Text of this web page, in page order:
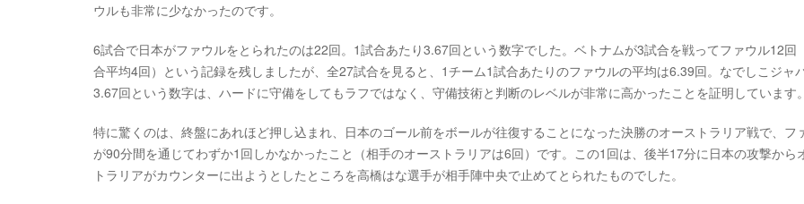
ウルも非常に少なかったのです。
6試合で日本がファウルをとられたのは22回。1試合あたり3.67回という数字でした。ベトナムが3試合を戦ってファウル12回
合平均4回）という記録を残しましたが、全27試合を見ると、1チーム1試合あたりのファウルの平均は6.39回。なでしこジャ
3.67回という数字は、ハードに守備をしてもラフではなく、守備技術と判断のレベルが非常に高かったことを証明しています。
特に驚くのは、終盤にあれほど押し込まれ、日本のゴール前をボールが往復することになった決勝のオーストラリア戦で、フ
が90分間を通じてわずか1回しかなかったこと（相手のオーストラリアは6回）です。この1回は、後半17分に日本の攻撃から
トラリアがカウンターに出ようとしたところを高橋はな選手が相手陣中央で止めてとられたものでした。